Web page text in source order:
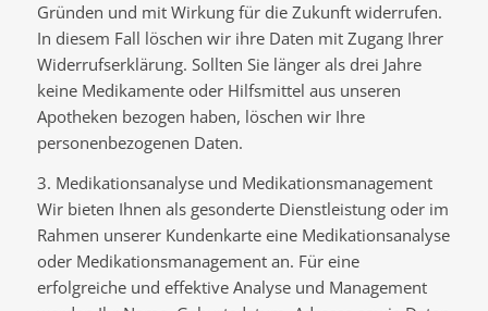
Gründen und mit Wirkung für die Zukunft widerrufen.
In diesem Fall löschen wir ihre Daten mit Zugang Ihrer
Widerrufserklärung. Sollten Sie länger als drei Jahre
keine Medikamente oder Hilfsmittel aus unseren
Apotheken bezogen haben, löschen wir Ihre
personenbezogenen Daten.
3. Medikationsanalyse und Medikationsmanagement
Wir bieten Ihnen als gesonderte Dienstleistung oder im
Rahmen unserer Kundenkarte eine Medikationsanalyse
oder Medikationsmanagement an. Für eine
erfolgreiche und effektive Analyse und Management